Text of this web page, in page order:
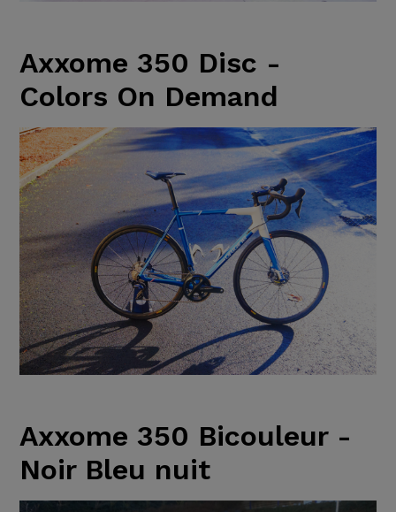
Axxome 350 Disc -
Colors On Demand
Axxome 350 Bicouleur -
Noir Bleu nuit